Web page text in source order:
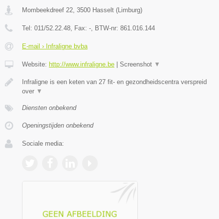
Mombeekdreef 22 3500 Hasselt ( Limburg)
Tel: 011/52.22.48 , Fax: - , BTW-nr: 861.016.144
E-mail › Infraligne bvba
Website: http://www.infraligne.be Screenshot ▼
Infraligne is een keten van 27 fit- en gezondheidscentra verspreid
over ▼
Diensten onbekend
Openingstijden onbekend
Sociale media: